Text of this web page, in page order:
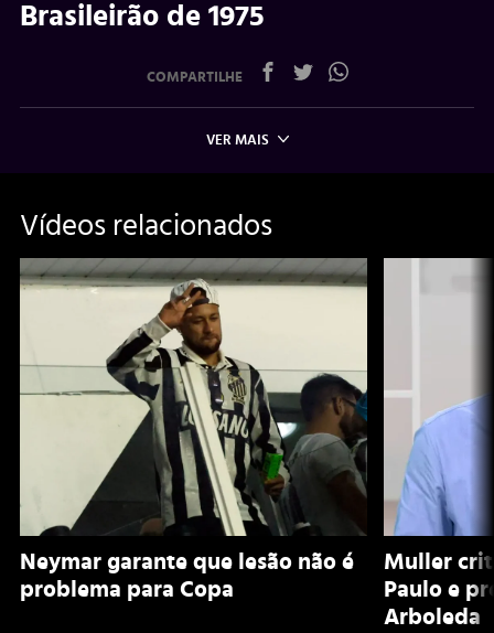
Brasileirão de 1975
COMPARTILHE
VER MAIS
Vídeos relacionados
Neymar garante que lesão não é
problema para Copa
Muller
Paulo e
Arboleda